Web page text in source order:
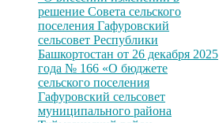
решение Совета сельского
поселения Гафуровский
сельсовет Республики
Башкортостан от 26 декабря 2025
года № 166 «О бюджете
сельского поселения
Гафуровский сельсовет
муниципального района